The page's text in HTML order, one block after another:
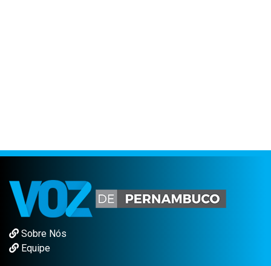
Sobre Nós
Equipe